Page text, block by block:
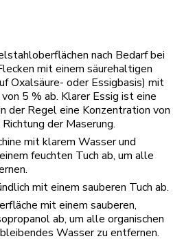
nach Bedarf bei
mit einem säurehaltigen
Oxalsäure- oder Essigbasis) mit
5 % ab. Klarer Essig ist eine
der Regel eine Konzentration von
der Maserung.
mit klarem Wasser und
feuchten Tuch ab, um alle
mit einem sauberen Tuch ab.
mit einem sauberen,
ab, um alle organischen
Wasser zu entfernen.